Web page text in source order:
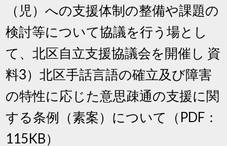
（児）への支援体制の整備や課題の
検討等について協議を行う場とし
て、北区自立支援協議会を開催し 資
料3）北区手話言語の確立及び障害
の特性に応じた意思疎通の支援に関
する条例（素案）について（PDF：
115KB）